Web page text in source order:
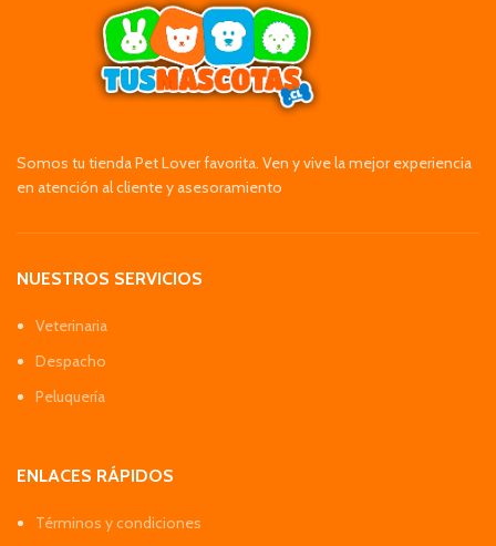
Somos tu tienda Pet Lover favorita. Ven y vive la mejor experiencia
en atención al cliente y asesoramiento
NUESTROS SERVICIOS
Veterinaria
Despacho
Peluquería
ENLACES RÁPIDOS
Términos y condiciones